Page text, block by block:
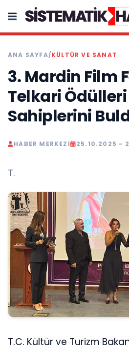
ANA SAYFA/KÜLTÜR VE SANAT
3. Mardin Film
Telkari Ödülleri
Sahiplerini
HABER MERKEZI 25.10.2025 -
T.
T.C. Kültür ve Turizm